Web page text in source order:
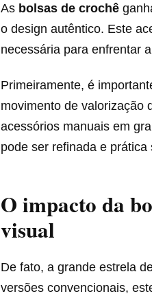
As bolsas de crochê
o design autêntico. Este
necessária para enfrentar
Primeiramente, é
movimento de valorização
acessórios manuais em
pode ser refinada e prática
O impacto da
visual
De fato, a grande estrela
versões convencionais,